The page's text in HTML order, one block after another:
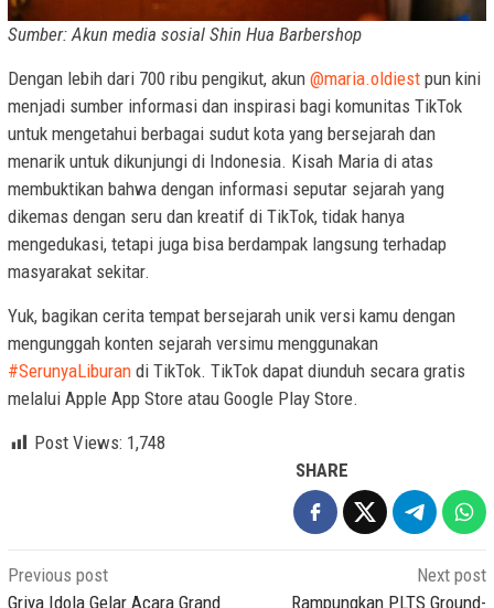
Sumber: Akun media sosial Shin Hua Barbershop
Dengan lebih dari 700 ribu pengikut, akun @maria.oldiest pun kini
menjadi sumber informasi dan inspirasi bagi komunitas TikTok
untuk mengetahui berbagai sudut kota yang bersejarah dan
menarik untuk dikunjungi di Indonesia. Kisah Maria di atas
membuktikan bahwa dengan informasi seputar sejarah yang
dikemas dengan seru dan kreatif di TikTok, tidak hanya
mengedukasi, tetapi juga bisa berdampak langsung terhadap
masyarakat sekitar.
Yuk, bagikan cerita tempat bersejarah unik versi kamu dengan
mengunggah konten sejarah versimu menggunakan
#SerunyaLiburan di TikTok. TikTok dapat diunduh secara gratis
melalui Apple App Store atau Google Play Store.
Post Views: 1,748
SHARE
Post
Previous post
Griya Idola Gelar Acara Grand
Next post
Rampungkan PLTS Ground-